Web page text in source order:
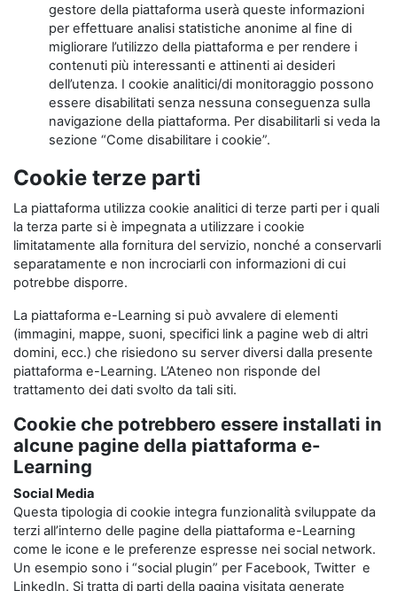
gestore della piattaforma userà queste informazioni
per effettuare analisi statistiche anonime al fine di
migliorare l’utilizzo della piattaforma e per rendere i
contenuti più interessanti e attinenti ai desideri
dell’utenza. I cookie analitici/di monitoraggio possono
essere disabilitati senza nessuna conseguenza sulla
navigazione della piattaforma. Per disabilitarli si veda la
sezione “Come disabilitare i cookie”.
Cookie terze parti
La piattaforma utilizza cookie analitici di terze parti per i quali
la terza parte si è impegnata a utilizzare i cookie
limitatamente alla fornitura del servizio, nonché a conservarli
separatamente e non incrociarli con informazioni di cui
potrebbe disporre.
La piattaforma e-Learning si può avvalere di elementi
(immagini, mappe, suoni, specifici link a pagine web di altri
domini, ecc.) che risiedono su server diversi dalla presente
piattaforma e-Learning. L’Ateneo non risponde del
trattamento dei dati svolto da tali siti.
Cookie che potrebbero essere installati in
alcune pagine della piattaforma e-
Learning
Social Media
Questa tipologia di cookie integra funzionalità sviluppate da
terzi all’interno delle pagine della piattaforma e-Learning
come le icone e le preferenze espresse nei social network.
Un esempio sono i “social plugin” per Facebook, Twitter e
LinkedIn. Si tratta di parti della pagina visitata generate